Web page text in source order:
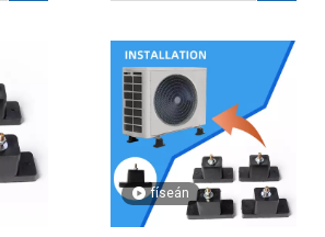
físeán